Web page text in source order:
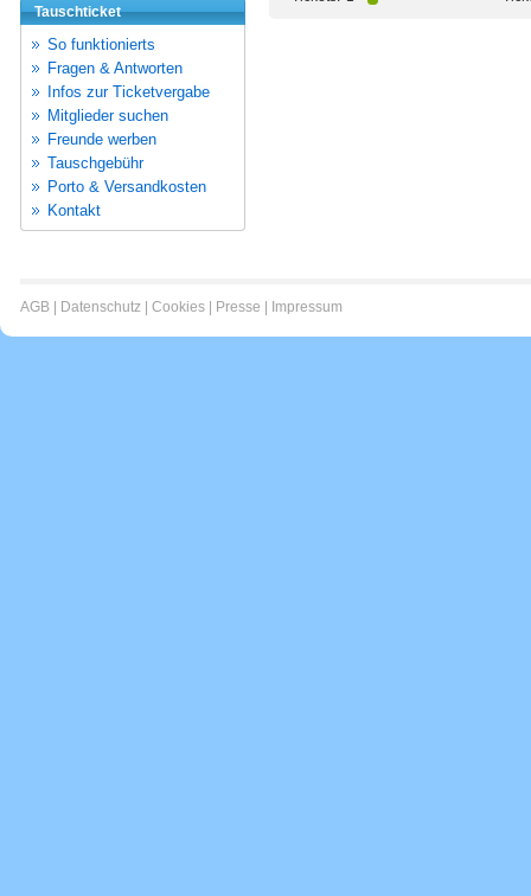
Tauschticket
So funktionierts
Fragen & Antworten
Infos zur Ticketvergabe
Mitglieder suchen
Freunde werben
Tauschgebühr
Porto & Versandkosten
Kontakt
AGB Datenschutz Cookies Presse Impressum